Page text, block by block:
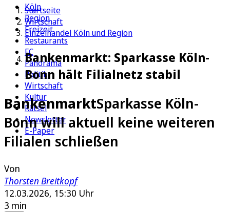
Köln
Region
Freizeit
Restaurants
FC
Panorama
Politik
Wirtschaft
Kultur
Rätsel
Newsletter
E-Paper
Startseite
Wirtschaft
Einzelhandel Köln und Region
Bankenmarkt: Sparkasse Köln-
Bonn hält Filialnetz stabil
BankenmarktSparkasse Köln-
Bonn will aktuell keine weiteren
Filialen schließen
Von
Thorsten Breitkopf
12.03.2026, 15:30 Uhr
3 min